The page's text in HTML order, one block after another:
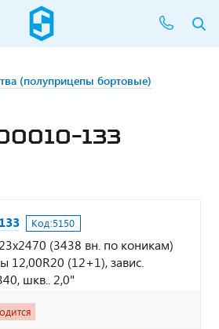
(полуприцепы бортовые)
133
Код:5150
(3438 вн. по коникам)
12,00R20 (12+1), завис.
шкв.. 2,0"